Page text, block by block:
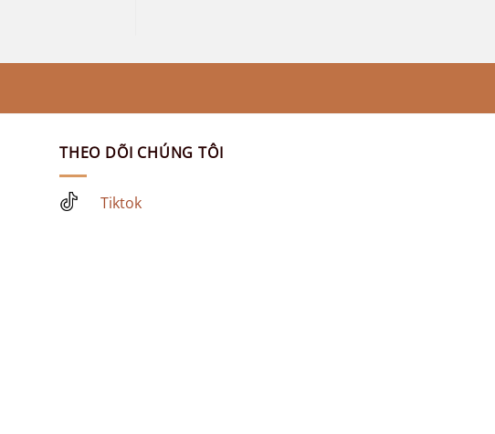
THEO DÕI CHÚNG TÔI
Tiktok